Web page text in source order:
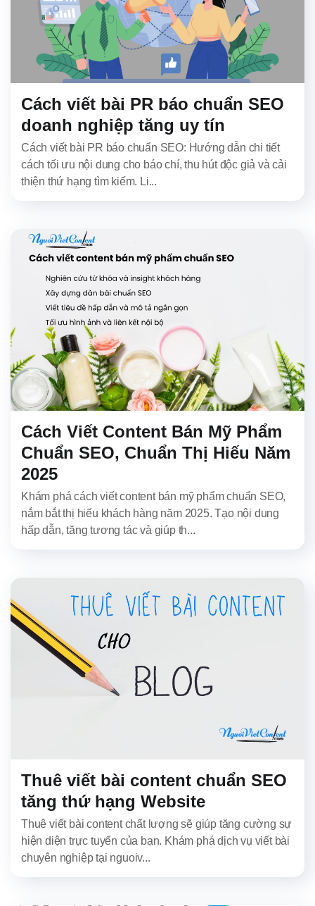
Cách viết bài PR báo chuẩn SEO
doanh nghiệp tăng uy tín
Cách viết bài PR báo chuẩn SEO: Hướng dẫn chi tiết
cách tối ưu nội dung cho báo chí, thu hút độc giả và cải
thiện thứ hạng tìm kiếm. Li...
Cách Viết Content Bán Mỹ Phẩm
Chuẩn SEO, Chuẩn Thị Hiếu Năm
2025
Khám phá cách viết content bán mỹ phẩm chuẩn SEO,
nắm bắt thị hiếu khách hàng năm 2025. Tạo nội dung
hấp dẫn, tăng tương tác và giúp th...
Thuê viết bài content chuẩn SEO
tăng thứ hạng Website
Thuê viết bài content chất lượng sẽ giúp tăng cường sự
hiện diện trực tuyến của bạn. Khám phá dịch vụ viết bài
chuyên nghiệp tại nguoiv...